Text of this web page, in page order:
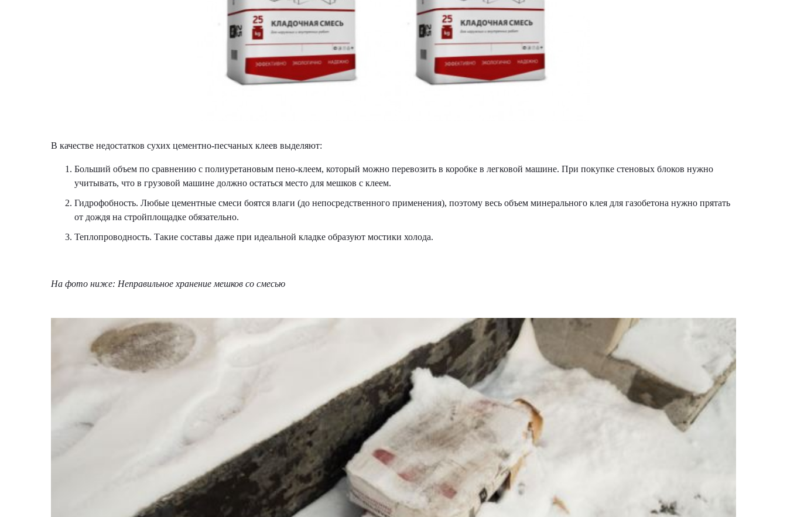
В качестве недостатков сухих цементно-песчаных клеев выделяют:
Больший объем по сравнению с полиуретановым пено-клеем, который можно перевозить в коробке в легковой машине. При покупке стеновых блоков нужно
учитывать, что в грузовой машине должно остаться место для мешков с клеем.
Гидрофобность. Любые цементные смеси боятся влаги (до непосредственного применения), поэтому весь объем минерального клея для газобетона нужно прятать
от дождя на стройплощадке обязательно.
Теплопроводность. Такие составы даже при идеальной кладке образуют мостики холода.
На фото ниже: Неправильное хранение мешков со смесью